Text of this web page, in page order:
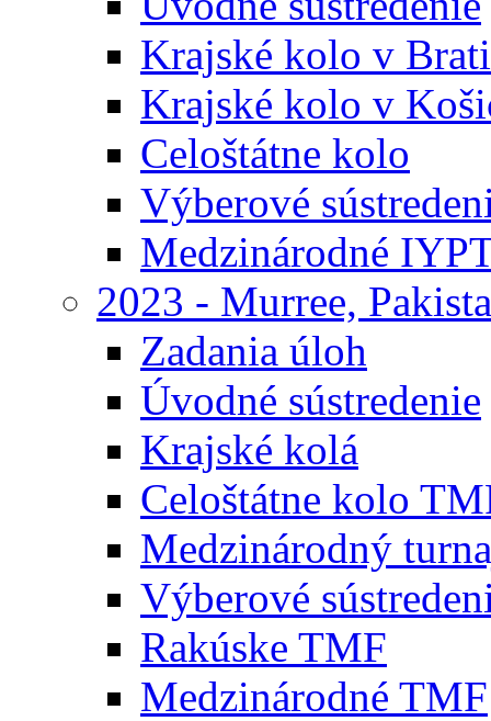
Krajské kolo v
Krajské kolo v
Celoštátne kolo
Výberové
Medzinárodné
2023 - Murree,
Zadania úloh
Úvodné sústredenie
Krajské kolá
Celoštátne kolo
Medzinárodný
Výberové
Rakúske TMF
Medzinárodné TMF